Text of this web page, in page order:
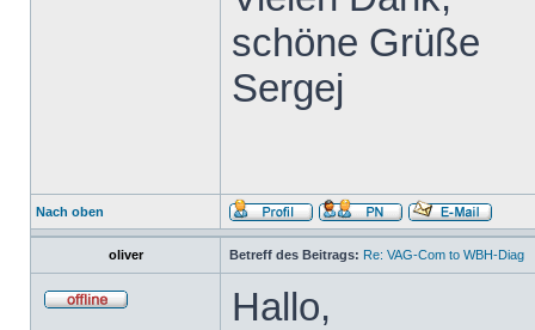
schöne Grüße
Sergej
Nach oben
oliver Betreff des Beitrags: Re: VAG-Com to WBH-Diag
Hallo,